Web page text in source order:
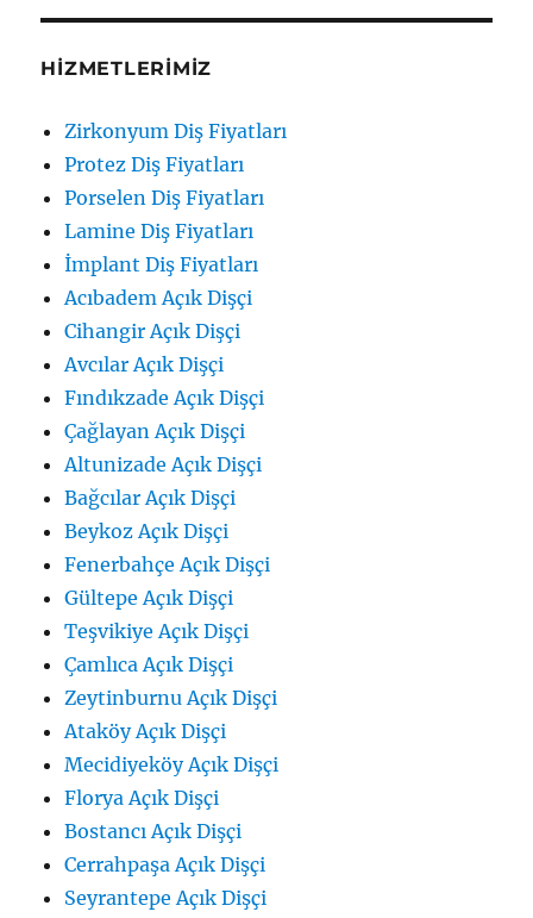
HIZMETLERIMIZ
Zirkonyum Diş Fiyatları
Protez Diş Fiyatları
Porselen Diş Fiyatları
Lamine Diş Fiyatları
İmplant Diş Fiyatları
Acıbadem Açık Dişçi
Cihangir Açık Dişçi
Avcılar Açık Dişçi
Fındıkzade Açık Dişçi
Çağlayan Açık Dişçi
Altunizade Açık Dişçi
Bağcılar Açık Dişçi
Beykoz Açık Dişçi
Fenerbahçe Açık Dişçi
Gültepe Açık Dişçi
Teşvikiye Açık Dişçi
Çamlıca Açık Dişçi
Zeytinburnu Açık Dişçi
Ataköy Açık Dişçi
Mecidiyeköy Açık Dişçi
Florya Açık Dişçi
Bostancı Açık Dişçi
Cerrahpaşa Açık Dişçi
Seyrantepe Açık Dişçi